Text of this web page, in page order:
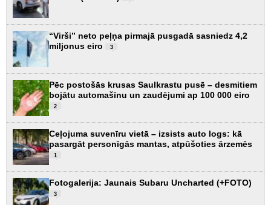
“Virši” neto peļņa pirmajā pusgadā sasniedz 4,2
miljonus eiro
3
Pēc postošās krusas Saulkrastu pusē – desmitiem
bojātu automašīnu un zaudējumi ap 100 000 eiro
2
Ceļojuma suvenīru vietā – izsists auto logs: kā
pasargāt personīgās mantas, atpūšoties ārzemēs
1
Fotogalerija: Jaunais Subaru Uncharted (+FOTO)
3